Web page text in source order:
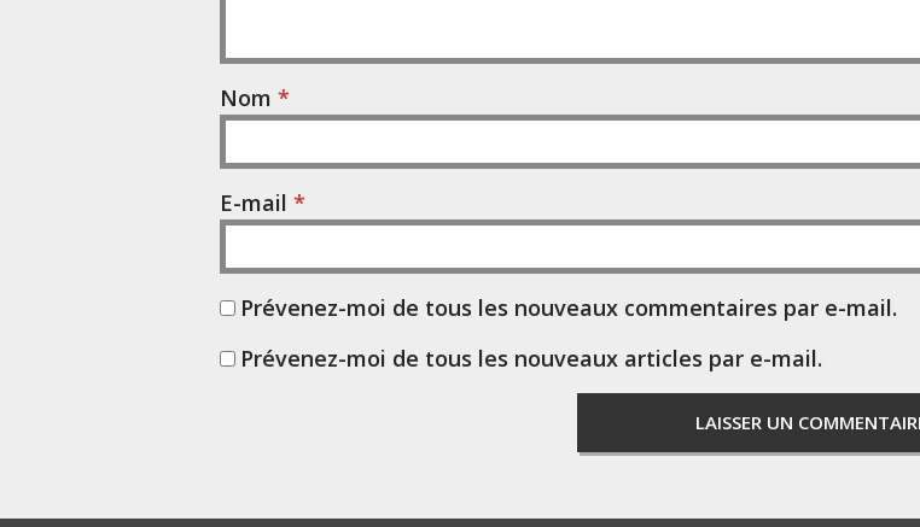
Nom *
E-mail *
Prévenez-moi de tous les nouveaux commentaires par e-mail.
Prévenez-moi de tous les nouveaux articles par e-mail.